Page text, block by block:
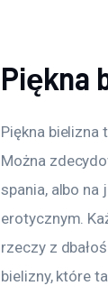
Piękna
Piękna bielizna
Można
spania, albo na
erotycznym.
rzeczy z
bielizny, które